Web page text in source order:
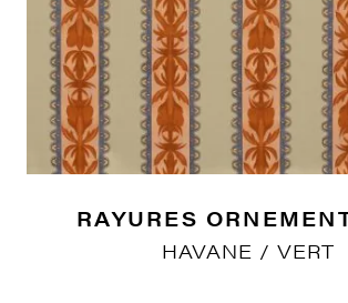
RAYURES
HAVANE / VERT